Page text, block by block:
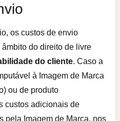
os custos de envio
do direito de livre
do cliente. Caso a
à Imagem de Marca
ou de produto
custos adicionais de
pela Imagem de Marca, nos